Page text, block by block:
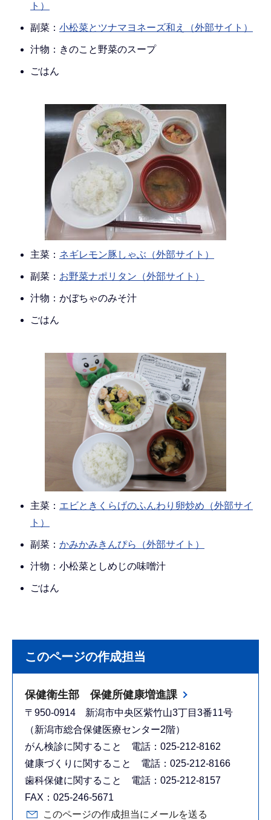
ト）
副菜： 小松菜とツナマヨネーズ和え（外部サイト）
汁物：きのこと野菜のスープ
ごはん
主菜： ネギレモン豚しゃぶ（外部サイト）
副菜： お野菜ナポリタン（外部サイト）
汁物：かぼちゃのみそ汁
ごはん
主菜： エビときくらげのふんわり卵炒め（外部サイ
ト）
副菜： かみかみきんぴら（外部サイト）
汁物：小松菜としめじの味噌汁
ごはん
このページの作成担当
保健衛生部 保健所健康増進課
〒950-0914 新潟市中央区紫竹山3丁目3番11号
（新潟市総合保健医療センター2階）
がん検診に関すること 電話：025-212-8162
健康づくりに関すること 電話：025-212-8166
歯科保健に関すること 電話：025-212-8157
FAX：025-246-5671
このページの作成担当にメールを送る